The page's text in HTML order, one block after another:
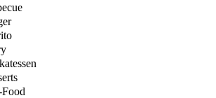
Food